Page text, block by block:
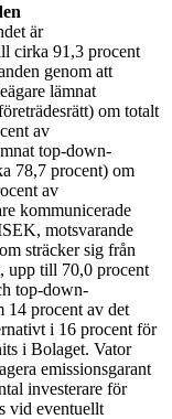
är
cirka 91,3 procent
genom att
lämnat
om totalt
av
top-down-
78,7 procent) om
av
kommunicerade
motsvarande
sträcker sig från
upp till 70,0 procent
top-down-
14 procent av det
i 16 procent för
i Bolaget. Vator
emissionsgarant
investerare för
vid eventuellt